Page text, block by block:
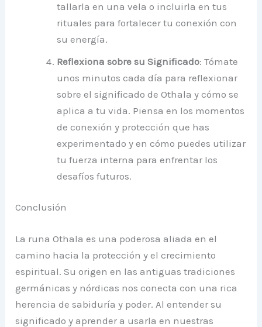
tallarla en una vela o incluirla en tus
rituales para fortalecer tu conexión con
su energía.
Reflexiona sobre su Significado: Tómate
unos minutos cada día para reflexionar
sobre el significado de Othala y cómo se
aplica a tu vida. Piensa en los momentos
de conexión y protección que has
experimentado y en cómo puedes utilizar
tu fuerza interna para enfrentar los
desafíos futuros.
Conclusión
La runa Othala es una poderosa aliada en el
camino hacia la protección y el crecimiento
espiritual. Su origen en las antiguas tradiciones
germánicas y nórdicas nos conecta con una rica
herencia de sabiduría y poder. Al entender su
significado y aprender a usarla en nuestras